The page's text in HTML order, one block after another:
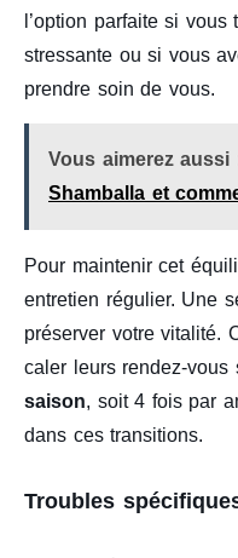
l’option parfaite si
stressante ou si vous
prendre soin de vous.
Vous aimerez aussi
Shamballa et
Pour maintenir cet
entretien régulier. Une
préserver votre vitalité.
caler leurs rendez-
saison, soit 4 fois par
dans ces transitions.
Troubles